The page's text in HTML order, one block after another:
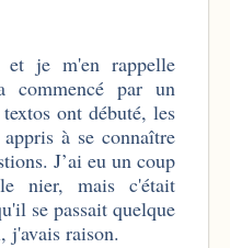
et je m'en rappelle
commencé par un
ont débuté, les
à se connaître
J’ai eu un coup
nier, mais c'était
se passait quelque
j'avais raison.